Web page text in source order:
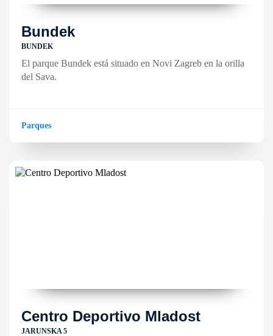
Bundek
BUNDEK
El parque Bundek está situado en Novi Zagreb en la orilla
del Sava.
Parques
Centro Deportivo Mladost
JARUNSKA 5